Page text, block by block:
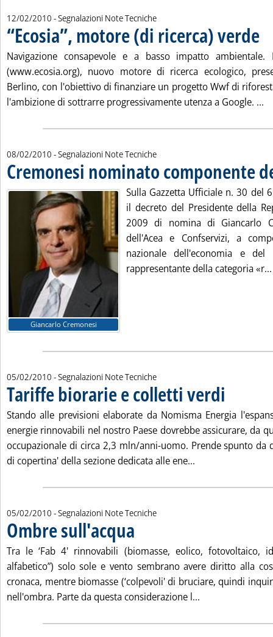
12/02/2010 - Segnalazioni Note Tecniche
“Ecosia”, motore (di ricerca) verde
Navigazione consapevole e a basso impatto ambientale.
(www.ecosia.org), nuovo motore di ricerca ecologico,
Berlino, con l'obiettivo di finanziare un progetto Wwf di
l'ambizione di sottrarre progressivamente utenza a Google. ...
08/02/2010 - Segnalazioni Note Tecniche
Cremonesi nominato componente
Giancarlo Cremonesi
Sulla Gazzetta Ufficiale n. 30 del
il decreto del Presidente della
2009 di nomina di Giancarlo
dell'Acea e Confservizi, a
nazionale dell'economia e
rappresentante della categoria «r...
05/02/2010 - Segnalazioni Note Tecniche
Tariffe biorarie e colletti verdi
Stando alle previsioni elaborate da Nomisma Energia
energie rinnovabili nel nostro Paese dovrebbe assicurare, da
occupazionale di circa 2,3 mln/anni-uomo. Prende spunto da
di copertina' della sezione dedicata alle ene...
05/02/2010 - Segnalazioni Note Tecniche
Ombre sull'acqua
Tra le ‘Fab 4' rinnovabili (biomasse, eolico, fotovoltaico,
alfabetico”) solo sole e vento sembrano avere diritto alla
cronaca, mentre biomasse (‘colpevoli' di bruciare, quindi
nell'ombra. Parte da questa considerazione l...